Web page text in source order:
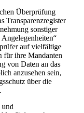
Überprüfung
Transparenzregister
sonstiger
auf vielfältige
für ihre Mandanten
von Daten an das
anzusehen sein,
über die
und